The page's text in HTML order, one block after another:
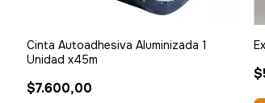
Cinta Autoadhesiva Aluminizada 1
Unidad x45m
$7.600,00